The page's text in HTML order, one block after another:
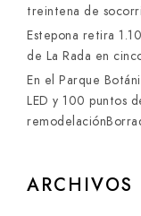
treintena de
Estepona retira
de La Rada en
En el Parque
LED y 100 puntos
ARCHIVOS